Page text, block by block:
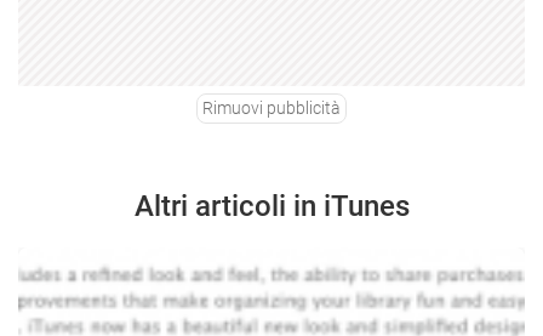
Rimuovi pubblicità
Altri articoli in iTunes